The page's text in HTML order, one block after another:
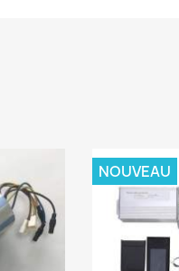
NOUVEAU